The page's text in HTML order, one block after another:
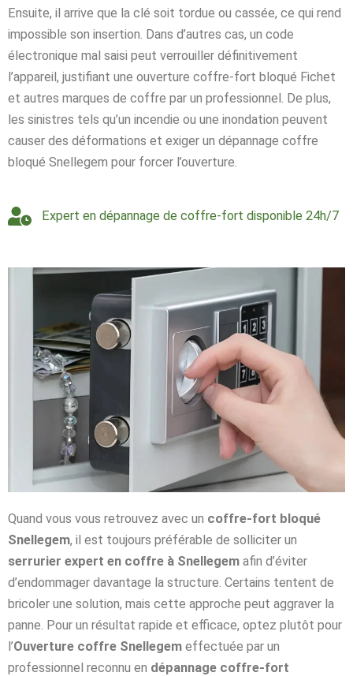
Ensuite, il arrive que la clé soit tordue ou cassée, ce qui rend
impossible son insertion. Dans d’autres cas, un code
électronique mal saisi peut verrouiller définitivement
l’appareil, justifiant une ouverture coffre-fort bloqué Fichet
et autres marques de coffre par un professionnel. De plus,
les sinistres tels qu’un incendie ou une inondation peuvent
causer des déformations et exiger un dépannage coffre
bloqué Snellegem pour forcer l’ouverture.
Expert en dépannage de coffre-fort disponible 24h/7
Quand vous vous retrouvez avec un coffre-fort bloqué
Snellegem, il est toujours préférable de solliciter un
serrurier expert en coffre à Snellegem afin d’éviter
d’endommager davantage la structure. Certains tentent de
bricoler une solution, mais cette approche peut aggraver la
panne. Pour un résultat rapide et efficace, optez plutôt pour
l’Ouverture coffre Snellegem effectuée par un
professionnel reconnu en dépannage coffre-fort